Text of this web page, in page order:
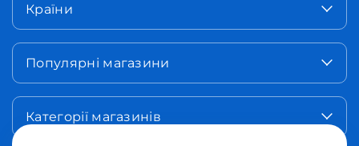
Країни
Популярні магазини
Категорії магазинів